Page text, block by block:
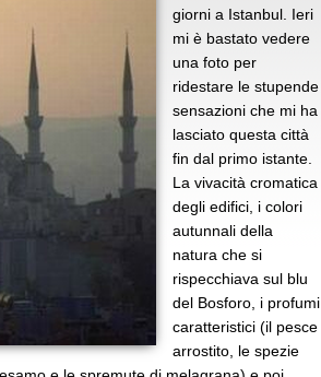
giorni a Istanbul. Ieri
mi è bastato vedere
una foto per
ridestare le stupende
sensazioni che mi ha
lasciato questa città
fin dal primo istante.
La vivacità cromatica
degli edifici, i colori
autunnali della
natura che si
rispecchiava sul blu
del Bosforo, i profumi
caratteristici (il pesce
arrostito, le spezie